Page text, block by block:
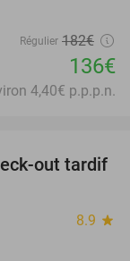
Régulier 182€
136€
4,40€ p.p.p.n.
50%
out tardif
8.9 star